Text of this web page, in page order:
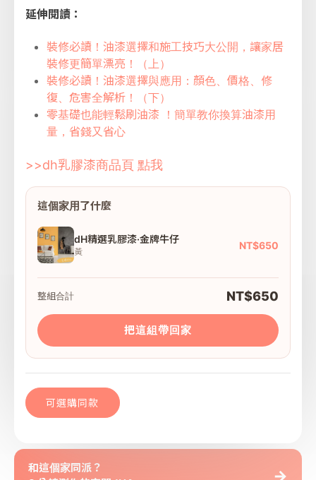
延伸閱讀：
裝修必讀！油漆選擇和施工技巧大公開，讓家居
裝修更簡單漂亮！（上）
裝修必讀！油漆選擇與應用：顏色、價格、修
復、危害全解析！（下）
零基礎也能輕鬆刷油漆 ！簡單教你換算油漆用
量，省錢又省心
>>dh乳膠漆商品頁 點我
這個家用了什麼
dH精選乳膠漆·金牌牛仔
黃
NT$650
整組合計 NT$650
把這組帶回家
可選購同款
和這個家同派？
→